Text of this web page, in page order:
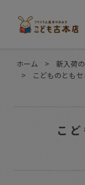
ホーム > 新入荷
>
こどものとも
こ